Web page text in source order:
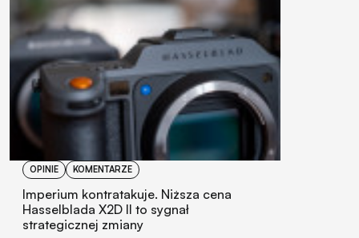
OPINIE KOMENTARZE
Imperium kontratakuje. Niższa cena
Hasselblada X2D II to sygnał
strategicznej zmiany